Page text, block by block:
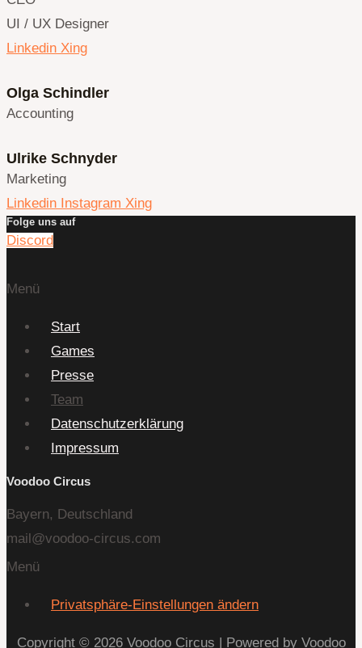
UI / UX Designer
Linkedin Xing
Olga Schindler
Accounting
Ulrike Schnyder
Marketing
Linkedin Instagram Xing
Folge uns auf
Discord
Menü
Start
Games
Presse
Team
Datenschutzerklärung
Impressum
Voodoo Circus
Bayern, Deutschland
mail@voodoo-circus.com
Menü
Privatsphäre-Einstellungen ändern
Copyright © 2026 Voodoo Circus | Powered by Voodoo